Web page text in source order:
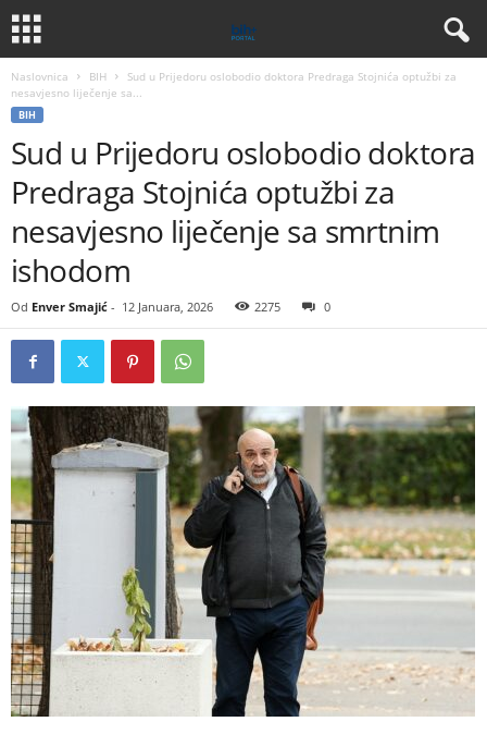
Naslovnica BIH
Sud u Prijedoru oslobodio doktora Predraga Stojnića optužbi za
nesavjesno liječenje sa...
BIH
Sud u Prijedoru oslobodio doktora
Predraga Stojnića optužbi za
nesavjesno liječenje sa smrtnim
ishodom
Od Enver Smajić - 12 Januara, 2026 2275 0